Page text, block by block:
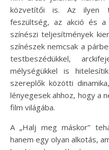
közvetítői is. Az ilyen
feszültség, az akció és
színészi teljesítmények
színészek nemcsak a
testbeszédükkel,
mélységükkel is
szereplők közötti
lényegesek ahhoz, hogy a
film világába.
A „Halj meg máskor”
hanem egy olyan alkotás,